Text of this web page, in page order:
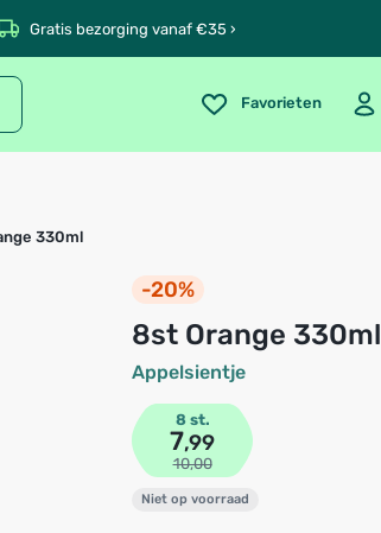
Gratis bezorging vanaf €35 ›
Favorieten
330ml
-20%
8st Orange 330ml
Appelsientje
8 st.
7,99
10,00
Niet op voorraad